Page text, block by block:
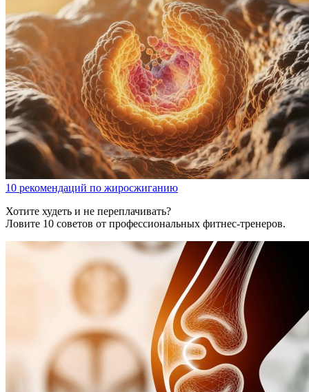
10 рекомендаций по жиросжиганию
Хотите худеть и не переплачивать?
Ловите 10 советов от профессиональных фитнес-тренеров.